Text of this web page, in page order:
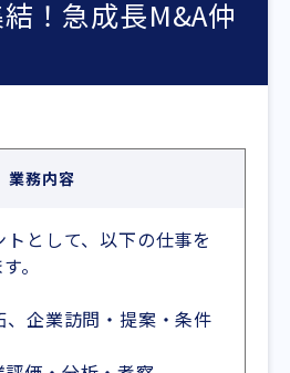
！急成長M&A仲
業務内容
として、以下の仕事を
。
、企業訪問・提案・条件